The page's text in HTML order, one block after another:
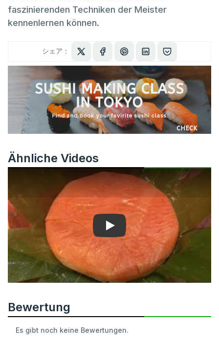
faszinierenden Techniken der Meister
kennenlernen können.
シェア：
Ähnliche Videos
Play
Bewertung
Es gibt noch keine Bewertungen.